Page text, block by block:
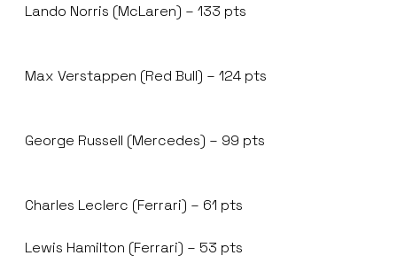
Lando Norris (McLaren) – 133 pts
Max Verstappen (Red Bull) – 124 pts
George Russell (Mercedes) – 99 pts
Charles Leclerc (Ferrari) – 61 pts
Lewis Hamilton (Ferrari) – 53 pts